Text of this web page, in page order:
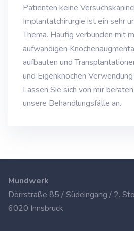
Patienten keine
Implantatchirurgie ist ein sehr
Thema. Häufig verbunden mit
aufwändigen
aufbauten und
und Eigenknochen
Lassen Sie sich von mir
unsere Behandlungsfälle an.
Mundwerk
Dörrstraße 85 / Südeingang / 2.
6020 Innsbruck